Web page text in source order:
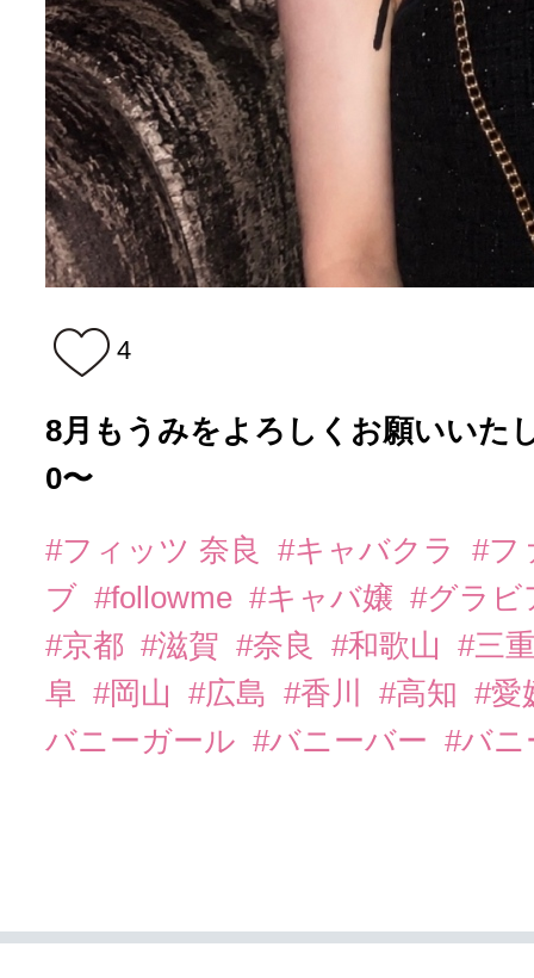
4
8月もうみをよろしくお願いいた
0〜
#フィッツ 奈良 #キャバクラ
#フ
ブ #followme #キャバ嬢 #グラ
#京都 #滋賀 #奈良 #和歌山
#三
阜 #岡山 #広島 #香川 #高知 #愛
バニーガール #バニーバー #バ